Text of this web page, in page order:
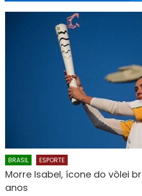
BRASIL ESPORTE
Morre Isabel, ícone do vôlei
anos